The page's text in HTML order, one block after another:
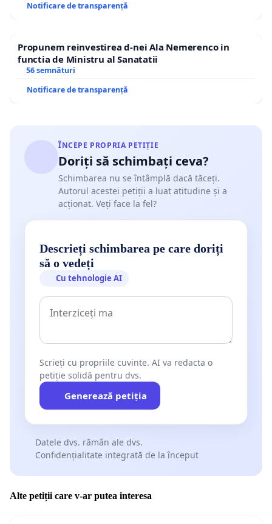
Notificare de transparență
Propunem reinvestirea d-nei Ala Nemerenco in
functia de Ministru al Sanatatii
56 semnături
Notificare de transparență
ÎNCEPE PROPRIA PETIȚIE
Doriți să schimbați ceva?
Schimbarea nu se întâmplă dacă tăceți.
Autorul acestei petiții a luat atitudine și a
acționat. Veți face la fel?
Descrieți schimbarea pe care doriți
să o vedeți
Cu tehnologie AI
Scrieți cu propriile cuvinte. AI va redacta o
petiție solidă pentru dvs.
Generează petiția
Datele dvs. rămân ale dvs.
Confidențialitate integrată de la început
Alte petiții care v-ar putea interesa